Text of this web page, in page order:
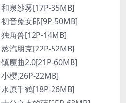
泉纱雾[17P-35MB]
音兔女郎[9P-50MB]
角兽[12P-14MB]
汽朋克[22P-52MB]
魔曲2.0[21P-60MB]
樱[26P-22MB]
原千鹤[18P-26MB]